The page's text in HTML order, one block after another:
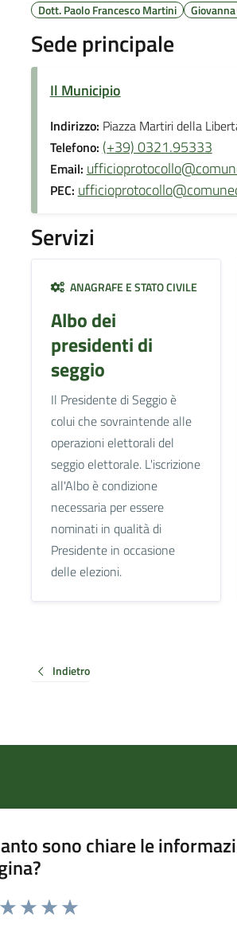
Dott. Paolo Francesco Martini
Sede principale
Il Municipio
Indirizzo: Piazza Martiri della
Telefono: (+39) 0321.95333
Email:
PEC:
Servizi
ANAGRAFE E STATO CIVILE
Albo dei
presidenti di
seggio
Il Presidente di Seggio è
colui che sovraintende alle
operazioni elettorali del
seggio elettorale. L'iscrizione
all'Albo è condizione
necessaria per essere
nominati in qualità di
Presidente in occasione
delle elezioni.
Indietro
sono chiare le
da 1 a 5 stelle la pagina